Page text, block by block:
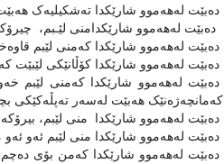
دەبێت لەهەموو شارێکدا تەشکیلیەک
دەبێت لەهەموو شارێکدامنی لێـبم،
دەبێت لەهەموو شارێکدا کەمنی لێبم
دەبێت لەهەموو شارێکدا کۆڵانێکی لێبێت
دەبێت لەهەموو شارێکدا کەمنی لێبم
کەمانچەژەنێک هەبێت لەسەر تەپڵەکێکی
دەبێت لەهەموو شارێکدا منی لێبم،
دەبێت لەهەموو شارێکدا منی لێبم ئەو ئەو
دەبێت لەهەموو شارێکدا کەمن بۆی